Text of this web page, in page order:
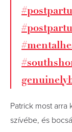
Patrick most
szívébe, és